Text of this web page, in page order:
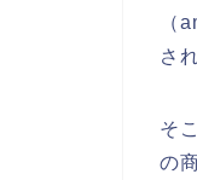
（
さ
そ
の